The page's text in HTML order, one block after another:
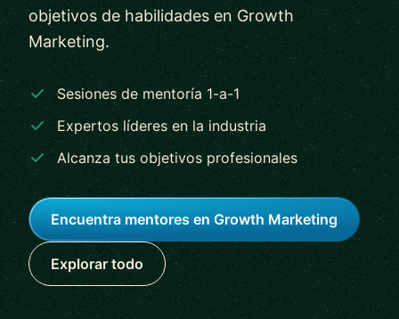
objetivos de habilidades en Growth
Marketing.
Sesiones de mentoría 1-a-1
Expertos líderes en la industria
Alcanza tus objetivos profesionales
Encuentra mentores en Growth Marketing
Explorar todo